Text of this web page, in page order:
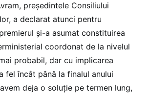
președintele Consiliului
a declarat atunci pentru
și-a asumat constituirea
coordonat de la nivelul
probabil, dar cu implicarea
fel încât până la finalul anului
deja o soluție pe termen lung,